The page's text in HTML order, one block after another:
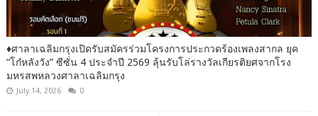
♦️ศาลาเฉลิมกรุงเปิดรับสมัครร่วมโครงการประกวดร้องเพลงสากล ยุค
“โก๋หลังวัง” ซีซั่น 4 ประจำปี 2569 ลุ้นรับโล่รางวัลเกียรติยศจากโรง
มหรสพหลวงศาลาเฉลิมกรุง
July 14, 2026 0